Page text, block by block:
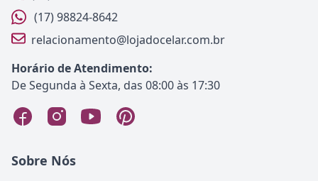
(17) 98824-8642
relacionamento@lojadocelar.com.br
Horário de Atendimento:
De Segunda à Sexta, das 08:00 às 17:30
Sobre Nós